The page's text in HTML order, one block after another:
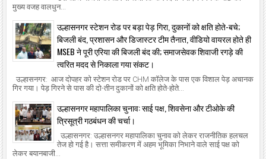
मुख्य वजह वालधुन...
उल्हासनगर स्टेशन रोड पर बड़ा पेड़ गिरा, दुकानों को क्षति होते-बचे;
बिजली बंद, प्रशासन और डिजास्टर टीम तैनात, वीडियो वायरल होते ही
MSEB ने पूरी एरिया की बिजली बंद की; समाजसेवक शिवाजी रगड़े की
त्वरित मदद से निकाला गया संकट।
उल्हासनगर: आज दोपहर को स्टेशन रोड पर CHM कॉलेज के पास एक विशाल पेड़ अचानक
गिर गया। पेड़ गिरने से पास की दो-तीन दुकानों को क्षति होते-होते...
उल्हासनगर महापालिका चुनाव: साई पक्ष, शिवसेना और टीओके की
त्रिसूत्री गठबंधन की चर्चा।
उल्हासनगर: उल्हासनगर महापालिका चुनाव को लेकर राजनीतिक हलचल
तेज हो गई है। सत्ता समीकरण में अहम भूमिका निभाने वाले साई पक्ष को
लेकर बयानबाजी...